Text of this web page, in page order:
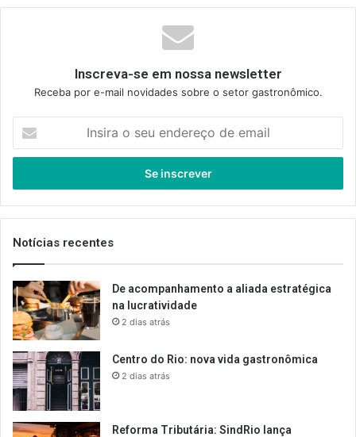
Inscreva-se em nossa newsletter
Receba por e-mail novidades sobre o setor gastronômico.
seu
de
email
Notícias recentes
De acompanhamento a aliada estratégica
na lucratividade
2 dias atrás
Centro do Rio: nova vida gastronômica
2 dias atrás
Reforma Tributária: SindRio lança